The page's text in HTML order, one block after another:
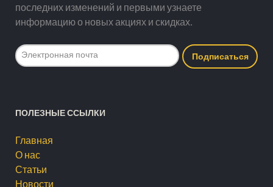
последних изменений и первыми узнаете
информацию о новых акциях и скидках.
ПОЛЕЗНЫЕ ССЫЛКИ
Главная
О нас
Статьи
Новости